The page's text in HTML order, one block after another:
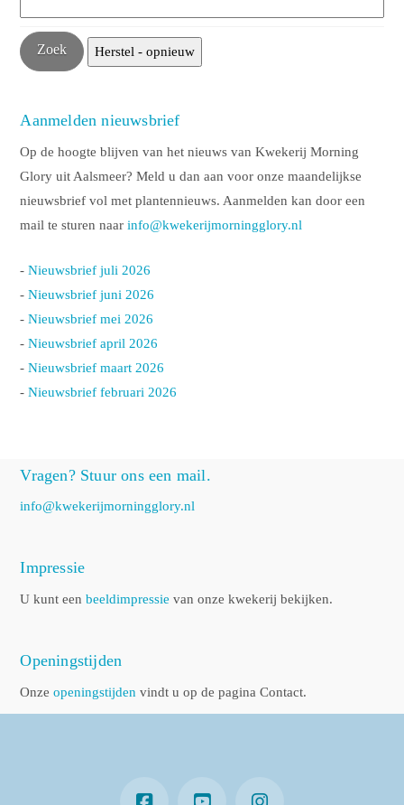
Aanmelden nieuwsbrief
Op de hoogte blijven van het nieuws van Kwekerij Morning
Glory uit Aalsmeer? Meld u dan aan voor onze maandelijkse
nieuwsbrief vol met plantennieuws. Aanmelden kan door een
mail te sturen naarinfo@kwekerijmorningglory.nl
-Nieuwsbrief juli 2026
-Nieuwsbrief juni 2026
-Nieuwsbrief mei 2026
-Nieuwsbrief april 2026
-Nieuwsbrief maart 2026
-Nieuwsbrief februari 2026
Vragen? Stuur ons een mail.
info@kwekerijmorningglory.nl
Impressie
U kunt eenbeeldimpressie van onze kwekerij bekijken.
Openingstijden
Onzeopeningstijden vindt u op de pagina Contact.